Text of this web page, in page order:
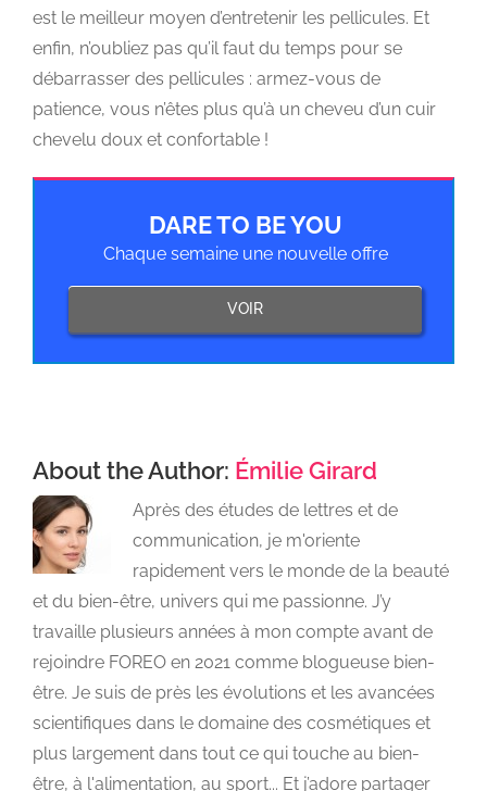
est le meilleur moyen d’entretenir les pellicules. Et
enfin, n’oubliez pas qu’il faut du temps pour se
débarrasser des pellicules : armez-vous de
patience, vous n’êtes plus qu’à un cheveu d’un cuir
chevelu doux et confortable !
DARE TO BE YOU
Chaque semaine une nouvelle offre
VOIR
About the Author: Émilie Girard
Après des études de lettres et de
communication, je m'oriente
rapidement vers le monde de la beauté
et du bien-être, univers qui me passionne. J’y
travaille plusieurs années à mon compte avant de
rejoindre FOREO en 2021 comme blogueuse bien-
être. Je suis de près les évolutions et les avancées
scientifiques dans le domaine des cosmétiques et
plus largement dans tout ce qui touche au bien-
être, à l'alimentation, au sport... Et j’adore partager